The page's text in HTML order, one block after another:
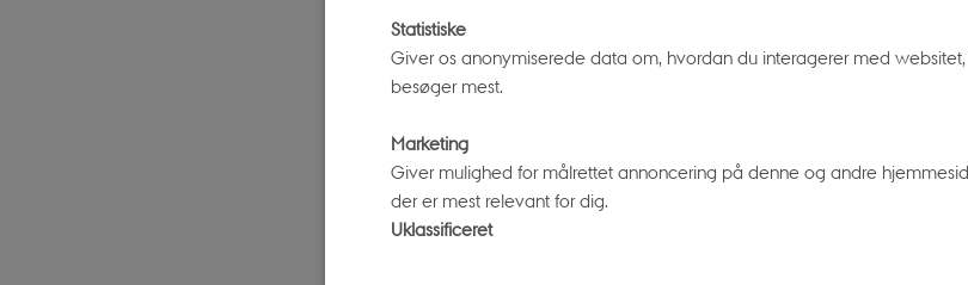
DEN OVERSETE KROP
Ulighed i forskning
Statistiske
Giver os anonymiserede data om, hvordan du interagerer med
besøger mest.
Marketing
Giver mulighed for målrettet annoncering på denne og andre
der er mest relevant for dig.
Uklassificeret